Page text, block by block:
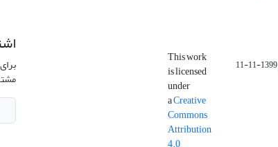
1399-11-11
This work
is licensed
under
aCreative
Commons
Attribution